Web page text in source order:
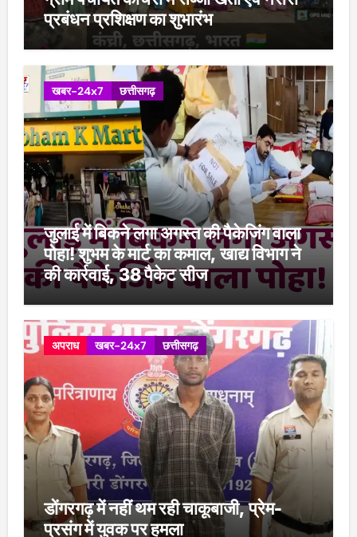
प्रबंधन प्रशिक्षण का शुभारंभ
खबर-24x7 छत्तीसगढ़
जुलाई में बिकने लगा अगस्त की पैकेजिंग वाला
पोहा! शुभम के मार्ट का कमाल, खाद्य विभाग ने
की कार्रवाई, 38 पैकेट सीज
अपराध खबर-24x7 छत्तीसगढ़
डोंगरगढ़ में नहीं थम रही चाकूबाजी, प्रेम-
प्रसंग में युवक पर हमला